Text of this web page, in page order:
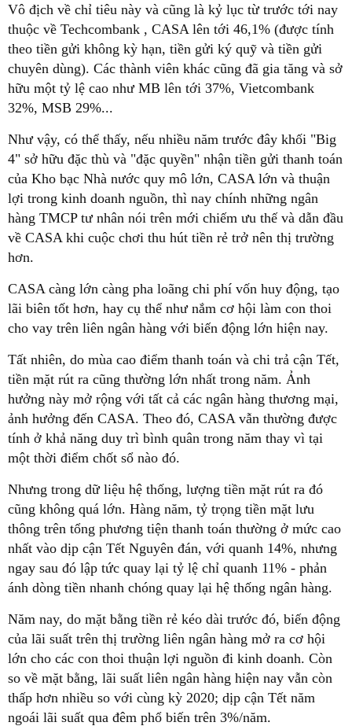
Vô địch về chỉ tiêu này và cũng là kỷ lục từ trước tới nay
thuộc về Techcombank , CASA lên tới 46,1% (được tính
theo tiền gửi không kỳ hạn, tiền gửi ký quỹ và tiền gửi
chuyên dùng). Các thành viên khác cũng đã gia tăng và sở
hữu một tỷ lệ cao như MB lên tới 37%, Vietcombank
32%, MSB 29%...
Như vậy, có thể thấy, nếu nhiều năm trước đây khối "Big
4" sở hữu đặc thù và "đặc quyền" nhận tiền gửi thanh toán
của Kho bạc Nhà nước quy mô lớn, CASA lớn và thuận
lợi trong kinh doanh nguồn, thì nay chính những ngân
hàng TMCP tư nhân nói trên mới chiếm ưu thế và dẫn đầu
về CASA khi cuộc chơi thu hút tiền rẻ trở nên thị trường
hơn.
CASA càng lớn càng pha loãng chi phí vốn huy động, tạo
lãi biên tốt hơn, hay cụ thể như nắm cơ hội làm con thoi
cho vay trên liên ngân hàng với biến động lớn hiện nay.
Tất nhiên, do mùa cao điểm thanh toán và chi trả cận Tết,
tiền mặt rút ra cũng thường lớn nhất trong năm. Ảnh
hưởng này mở rộng với tất cả các ngân hàng thương mại,
ảnh hưởng đến CASA. Theo đó, CASA vẫn thường được
tính ở khả năng duy trì bình quân trong năm thay vì tại
một thời điểm chốt sổ nào đó.
Nhưng trong dữ liệu hệ thống, lượng tiền mặt rút ra đó
cũng không quá lớn. Hàng năm, tỷ trọng tiền mặt lưu
thông trên tổng phương tiện thanh toán thường ở mức cao
nhất vào dịp cận Tết Nguyên đán, với quanh 14%, nhưng
ngay sau đó lập tức quay lại tỷ lệ chỉ quanh 11% - phản
ánh dòng tiền nhanh chóng quay lại hệ thống ngân hàng.
Năm nay, do mặt bằng tiền rẻ kéo dài trước đó, biến động
của lãi suất trên thị trường liên ngân hàng mở ra cơ hội
lớn cho các con thoi thuận lợi nguồn đi kinh doanh. Còn
so về mặt bằng, lãi suất liên ngân hàng hiện nay vẫn còn
thấp hơn nhiều so với cùng kỳ 2020; dịp cận Tết năm
ngoái lãi suất qua đêm phổ biến trên 3%/năm.